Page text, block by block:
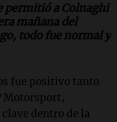
permitió a Colnaghi
mañana del
todo fue normal y
fue positivo tanto
Motorsport,
dentro de la